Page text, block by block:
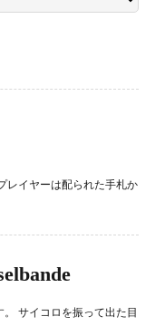
レイヤーは配られた手札か
サイコロを振って出た目